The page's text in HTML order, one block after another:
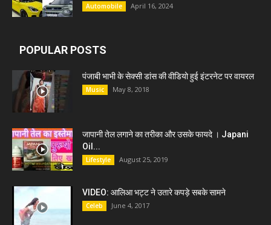
Automobile April 16, 2024
POPULAR POSTS
पंजाबी भाभी के सेक्सी डांस की वीडियो हुई इंटरनेट पर वायरल
Music May 8, 2018
जापानी तेल लगाने का तरीका और उसके फायदे । Japani
Oil...
Lifestyle August 25, 2019
VIDEO: आलिआ भट्ट ने उतारे कपड़े सबके सामने
Celeb June 4, 2017